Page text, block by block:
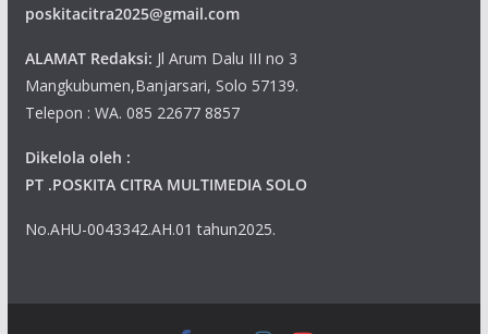
poskitacitra2025@gmail.com
ALAMAT Redaksi: Jl Arum Dalu III no 3
Mangkubumen,Banjarsari, Solo 57139.
Telepon : WA. 085 22677 8857
Dikelola oleh :
PT .POSKITA CITRA MULTIMEDIA SOLO
No.AHU-0043342.AH.01 tahun2025.